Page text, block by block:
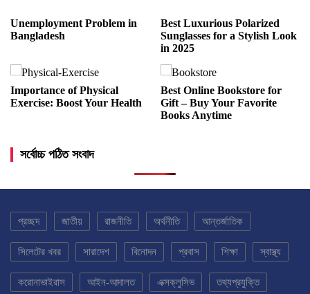
Unemployment Problem in
Bangladesh
Best Luxurious Polarized
Sunglasses for a Stylish Look
in 2025
Importance of Physical
Exercise: Boost Your Health
Best Online Bookstore for
Gift – Buy Your Favorite
Books Anytime
সর্বোচ্চ পঠিত সংবাদ
প্রচ্ছদ জাতীয় রাজনীতি অর্থনীতি আন্তর্জাতিক
সিলেটের খবর সারাদেশ বিনোদন প্রবাস শিক্ষা স্বাস্থ্য
করোনাভাইরাস আইন-আদালত এক্সক্লুসিভ তথ্যপ্রযুক্তি